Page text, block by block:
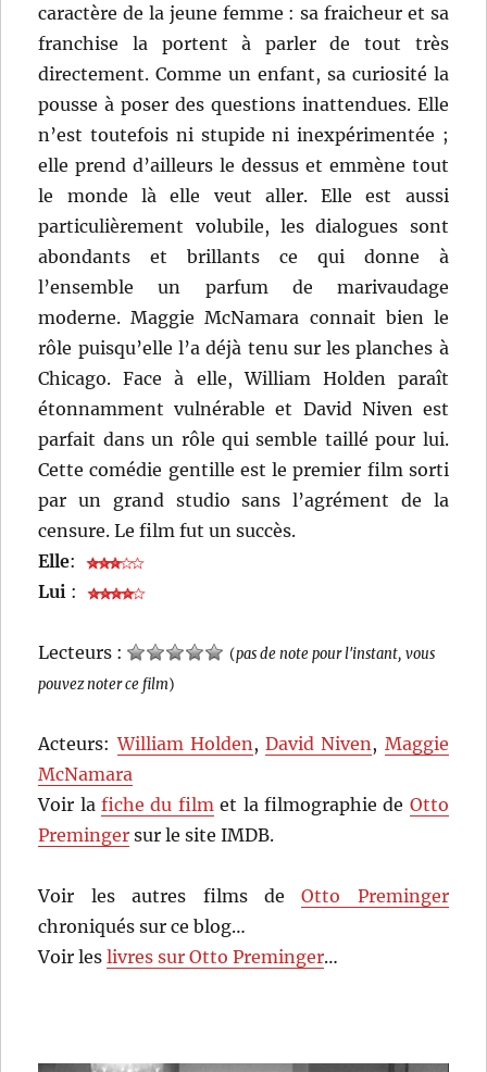
caractère de la jeune femme : sa fraicheur et sa
franchise la portent à parler de tout très
directement. Comme un enfant, sa curiosité la
pousse à poser des questions inattendues. Elle
n’est toutefois ni stupide ni inexpérimentée ;
elle prend d’ailleurs le dessus et emmène tout
le monde là elle veut aller. Elle est aussi
particulièrement volubile, les dialogues sont
abondants et brillants ce qui donne à
l’ensemble un parfum de marivaudage
moderne. Maggie McNamara connait bien le
rôle puisqu’elle l’a déjà tenu sur les planches à
Chicago. Face à elle, William Holden paraît
étonnamment vulnérable et David Niven est
parfait dans un rôle qui semble taillé pour lui.
Cette comédie gentille est le premier film sorti
par un grand studio sans l’agrément de la
censure. Le film fut un succès.
Elle:
Lui :
Lecteurs : (pas de note pour l'instant, vous
pouvez noter ce film)
Acteurs:William Holden,David Niven, Maggie
McNamara
Voir lafiche du filmet la filmographie de Otto
Preminger sur le site IMDB.
Voir les autres films deOtto Preminger
chroniqués sur ce blog…
Voir leslivres sur Otto Preminger…